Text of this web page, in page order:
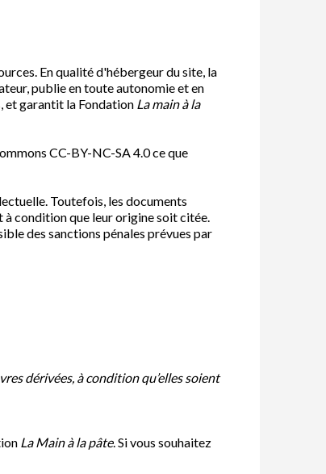
En qualité d'hébergeur du site, la
publie en toute autonomie et en
et garantit la Fondation La main à la
CC-BY-NC-SA 4.0 ce que
Toutefois, les documents
à condition que leur origine soit citée.
des sanctions pénales prévues par
dérivées, à condition qu’elles soient
La Main à la pâte. Si vous souhaitez